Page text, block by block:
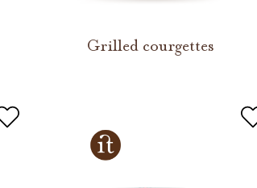
Grilled courgettes